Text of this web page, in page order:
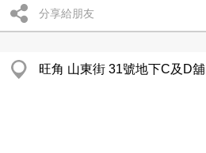
分享給朋友
旺角 山東街 31號地下C及D舖